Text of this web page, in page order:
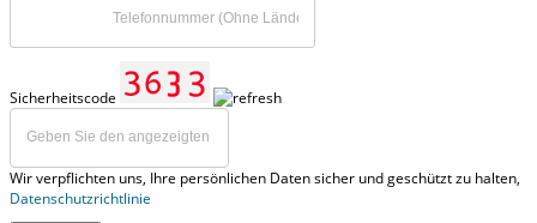
Sicherheitscode
Wir verpflichten uns, Ihre persönlichen Daten sicher und geschützt zu halten,
Datenschutzrichtlinie